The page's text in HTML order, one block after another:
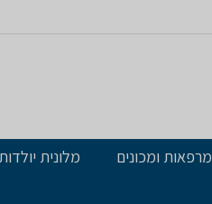
מרפאות ומכונים מלונית יולדות